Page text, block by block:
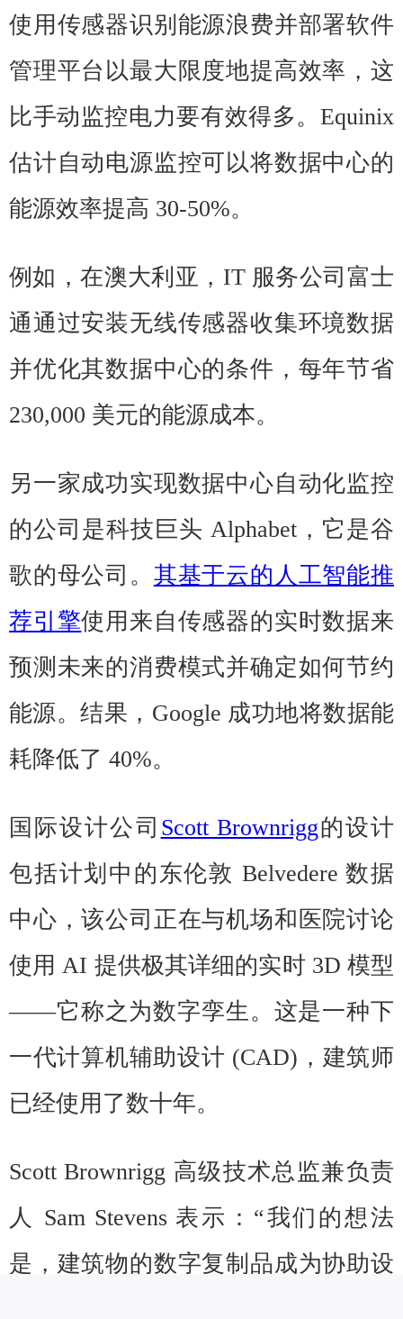
使用传感器识别能源浪费并部署软件
管理平台以最大限度地提高效率，这
比手动监控电力要有效得多。Equinix
估计自动电源监控可以将数据中心的
能源效率提高 30-50%。
例如，在澳大利亚，IT 服务公司富士
通通过安装无线传感器收集环境数据
并优化其数据中心的条件，每年节省
230,000 美元的能源成本。
另一家成功实现数据中心自动化监控
的公司是科技巨头 Alphabet，它是谷
歌的母公司。 其基于云的人工智能推
荐引擎使用来自传感器的实时数据来
预测未来的消费模式并确定如何节约
能源。结果，Google 成功地将数据能
耗降低了 40%。
国际设计公司 Scott Brownrigg的设计
包括计划中的东伦敦 Belvedere 数据
中心，该公司正在与机场和医院讨论
使用 AI 提供极其详细的实时 3D 模型
——它称之为数字孪生。这是一种下
一代计算机辅助设计 (CAD)，建筑师
已经使用了数十年。
Scott Brownrigg 高级技术总监兼负责
人 Sam Stevens 表示：“我们的想法
是，建筑物的数字复制品成为协助设